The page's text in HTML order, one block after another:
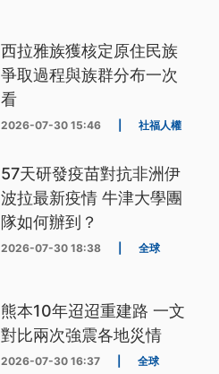
西拉雅族獲核定原住民族
爭取過程與族群分布一次
看
2026-07-30 15:46 社福人權
57天研發疫苗對抗非洲伊
波拉最新疫情 牛津大學團
隊如何辦到？
2026-07-30 18:38 全球
熊本10年迢迢重建路 一文
對比兩次強震各地災情
2026-07-30 16:37 全球